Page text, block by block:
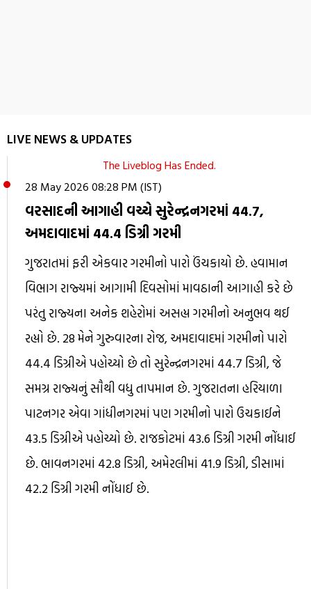
LIVE NEWS & UPDATES
The Liveblog Has Ended.
28 May 2026 08:28 PM (IST)
વરસાદની આગાહી વચ્ચે સુરેન્દ્રનગરમાં 44.7,
અમદાવાદમાં 44.4 ડિગ્રી ગરમી
ગુજરાતમાં ફરી એકવાર ગરમીનો પારો ઉંચકાયો છે. હવામાન
વિભાગ રાજ્યમાં આગામી દિવસોમાં માવઠાની આગાહી કરે છે
પરંતુ રાજ્યના અનેક શહેરોમાં અસહ્ય ગરમીનો અનુભવ થઈ
રહ્યો છે. 28 મેને ગુરુવારના રોજ, અમદાવાદમાં ગરમીનો પારો
44.4 ડિગ્રીએ પહોચ્યો છે તો સુરેન્દ્રનગરમાં 44.7 ડિગ્રી, જે
સમગ્ર રાજ્યનું સૌથી વધુ તાપમાન છે. ગુજરાતના હરિયાળા
પાટનગર એવા ગાંધીનગરમાં પણ ગરમીનો પારો ઉચકાઈને
43.5 ડિગ્રીએ પહોચ્યો છે. રાજકોટમાં 43.6 ડિગ્રી ગરમી નોંધાઈ
છે. ભાવનગરમાં 42.8 ડિગ્રી, અમેરલીમાં 41.9 ડિગ્રી, ડીસામાં
42.2 ડિગ્રી ગરમી નોંધાઈ છે.